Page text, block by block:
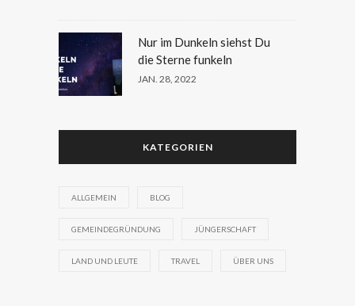
Nur im Dunkeln siehst Du
die Sterne funkeln
JAN. 28, 2022
KATEGORIEN
ALLGEMEIN BLOG
GEMEINDEGRÜNDUNG JÜNGERSCHAFT
LAND UND LEUTE TRAVEL ÜBER UNS